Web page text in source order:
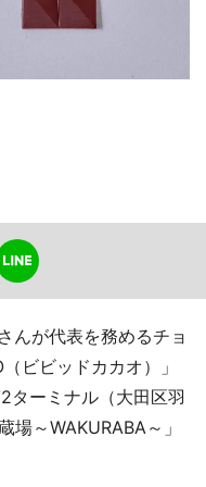
んが代表を務めるチョ
ビビッドカカオ）」
ターミナル（大田区羽
場～WAKURABA～」